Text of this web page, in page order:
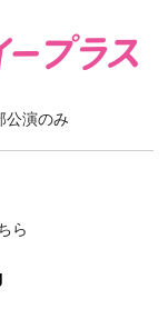
公演のみ
ら